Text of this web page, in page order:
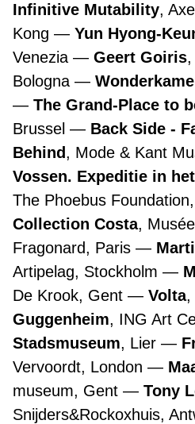
Infinitive Mutability,
Kong
Yun Hyong-
Venezia
Geert Goiris,
Bologna
The Grand-Place to
Brussel
Back Side -
Behind, Mode & Kant
Vossen. Expeditie in
The Phoebus
Collection Costa,
Fragonard, Paris
Artipelag, Stockholm
De Krook, Gent
Volta,
Guggenheim, ING Art
Stadsmuseum, Lier
Vervoordt, London
museum, Gent
Tony
Snijders&Rockoxhuis,